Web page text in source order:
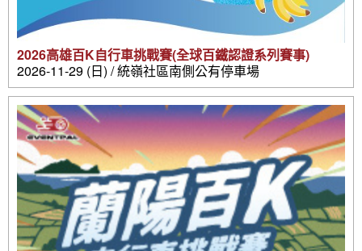
2026高雄百K自行車挑戰賽(全球百鐵認證系列賽事)
2026-11-29 (日) / 統嶺社區南側公有停車場